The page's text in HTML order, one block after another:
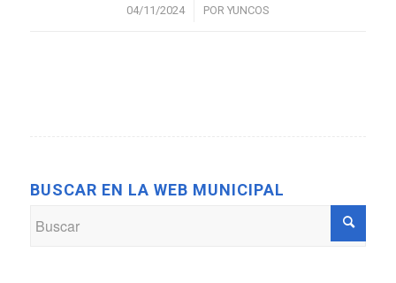
04/11/2024
/ POR YUNCOS
BUSCAR EN LA WEB MUNICIPAL